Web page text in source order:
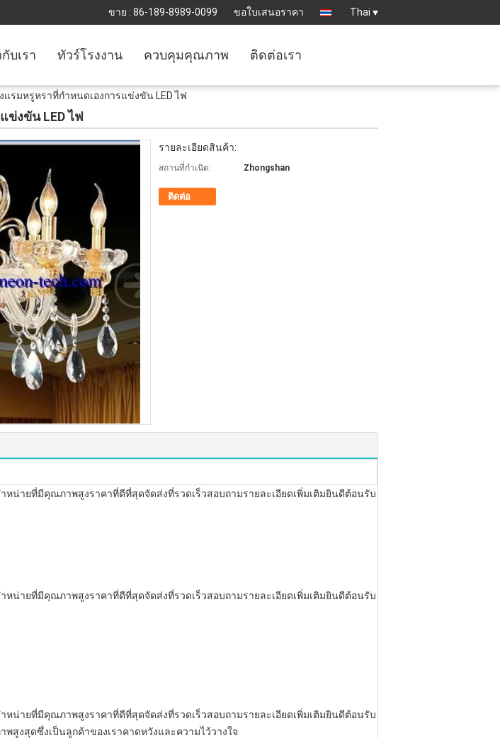
ขาย : 86-189-8989-0099 ขอใบเสนอราคา Thai
บเรา ทัวร์โรงงาน ควบคุมคุณภาพ ติดต่อเรา
แรมหรูหราที่กำหนดเองการแข่งขัน LED ไฟ
ข่งขัน LED ไฟ
รายละเอียดสินค้า:
สถานที่กำเนิด: Zhongshan
ติดต่อ
หน่ายที่มีคุณภาพสูงราคาที่ดีที่สุดจัดส่งที่รวดเร็วสอบถามรายละเอียดเพิ่มเติมยินดีต้อนรับ
หน่ายที่มีคุณภาพสูงราคาที่ดีที่สุดจัดส่งที่รวดเร็วสอบถามรายละเอียดเพิ่มเติมยินดีต้อนรับ
หน่ายที่มีคุณภาพสูงราคาที่ดีที่สุดจัดส่งที่รวดเร็วสอบถามรายละเอียดเพิ่มเติมยินดีต้อนรับ
งสุดซึ่งเป็นลูกค้าของเราคาดหวังและความไว้วางใจ